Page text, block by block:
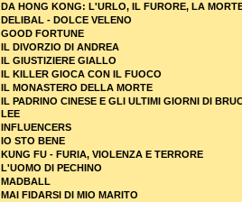
DA HONG KONG: L'URLO, IL FURORE, LA
DELIBAL - DOLCE VELENO
GOOD FORTUNE
IL DIVORZIO DI ANDREA
IL GIUSTIZIERE GIALLO
IL KILLER GIOCA CON IL FUOCO
IL MONASTERO DELLA MORTE
IL PADRINO CINESE E GLI ULTIMI GIORNI DI
LEE
INFLUENCERS
IO STO BENE
KUNG FU - FURIA, VIOLENZA E TERRORE
L'UOMO DI PECHINO
MADBALL
MAI FIDARSI DI MIO MARITO